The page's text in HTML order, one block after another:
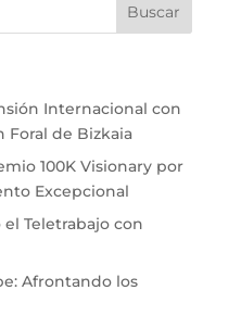
Internacional con
Foral de Bizkaia
100K Visionary por
Excepcional
Teletrabajo con
Afrontando los